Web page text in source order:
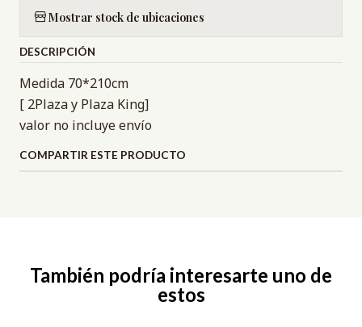
Mostrar stock de ubicaciones
DESCRIPCIÓN
Medida 70*210cm
[ 2Plaza y Plaza King]
valor no incluye envío
COMPARTIR ESTE PRODUCTO
También podría interesarte uno de
estos